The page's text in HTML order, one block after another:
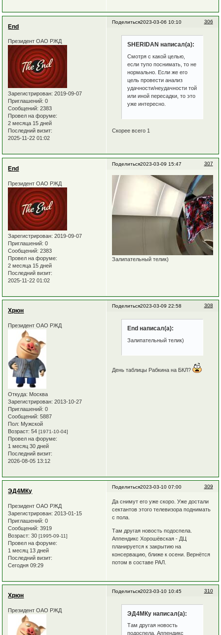
Поделиться 306
2023-03-06 10:10
End
Президент ОАО РЖД
Зарегистрирован: 2019-09-07
Приглашений: 0
Сообщений: 2383
Провел на форуме:
2 месяца 15 дней
Последний визит:
2025-11-22 01:02
SHERIDAN написал(а):
Смотря с какой целью,
если тупо поснимать, то не
нормально. Если же его
цель провести анализ
удачности/неудачности той
или иной пересадки, то это
уже интересно.
Скорее всего 1
Поделиться 307
2023-03-09 15:47
End
Президент ОАО РЖД
Зарегистрирован: 2019-09-07
Приглашений: 0
Сообщений: 2383
Провел на форуме:
2 месяца 15 дней
Последний визит:
2025-11-22 01:02
Залипательный телик)
Поделиться 308
2023-03-09 22:58
Хрюн
Президент ОАО РЖД
Откуда: Москва
Зарегистрирован: 2013-10-27
Приглашений: 0
Сообщений: 5887
Пол: Мужской
Возраст: 54[1971-10-04]
Провел на форуме:
1 месяц 30 дней
Последний визит:
2026-08-05 13:12
End написал(а):
Залипательный телик)
День таблицы Рабкина на БКЛ?
Поделиться 309
2023-03-10 07:00
ЭД4МКу
Президент ОАО РЖД
Зарегистрирован: 2013-01-15
Приглашений: 0
Сообщений: 3919
Возраст: 30[1995-09-11]
Провел на форуме:
1 месяц 13 дней
Последний визит:
Сегодня 09:29
Да снимут его уже скоро. Уже достали
сектантов этого телевизора поднимать
с пола.
Там другая новость подоспела.
Аппендикс Хорошёвская - ДЦ
планируется к закрытию на
консервацию, ближе к осени. Вернётся
потом в составе РАЛ.
Поделиться 310
2023-03-10 10:45
Хрюн
Президент ОАО РЖД ЭД4МКу написал(а):
Там другая новость
подоспела. Аппендикс